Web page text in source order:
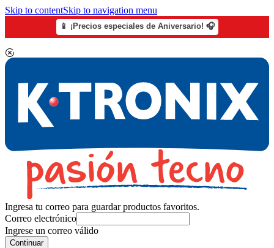
Skip to contentSkip to navigation menu
📱 ¡Precios especiales de Aniversario! 🎧
Ingresa tu correo para guardar productos favoritos.
Correo electrónico
Ingrese un correo válido
Continuar